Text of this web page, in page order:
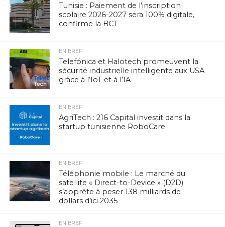
Tunisie : Paiement de l’inscription
scolaire 2026-2027 sera 100% digitale,
confirme la BCT
EN BREF
Telefónica et Halotech promeuvent la
sécurité industrielle intelligente aux USA
grâce à l’IoT et à l’IA
EN BREF
AgriTech : 216 Capital investit dans la
startup tunisienne RoboCare
EN BREF
Téléphonie mobile : Le marché du
satellite « Direct-to-Device » (D2D)
s’apprête à peser 138 milliards de
dollars d’ici 2035
EN BREF